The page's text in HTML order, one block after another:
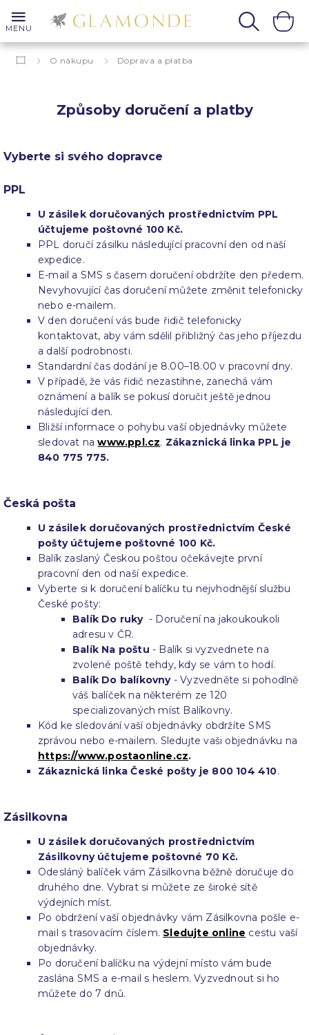
MENU
O nákupu Doprava a platba
Způsoby doručení a platby
Vyberte si svého dopravce
PPL
U zásilek doručovaných prostřednictvím PPL
účtujeme poštovné 100 Kč.
PPL doručí zásilku následující pracovní den od naší
expedice.
E-mail a SMS s časem doručení obdržíte den předem.
Nevyhovující čas doručení můžete změnit telefonicky
nebo e-mailem.
V den doručení vás bude řidič telefonicky
kontaktovat, aby vám sdělil přibližný čas jeho příjezdu
a další podrobnosti.
Standardní čas dodání je 8.00–18.00 v pracovní dny.
V případě, že vás řidič nezastihne, zanechá vám
oznámení a balík se pokusí doručit ještě jednou
následující den.
Bližší informace o pohybu vaší objednávky můžete
sledovat nawww.ppl.cz. Zákaznická linka PPL je
840 775 775.
Česká pošta
U zásilek doručovaných prostřednictvím České
pošty účtujeme poštovné 100 Kč.
Balík zaslaný Českou poštou očekávejte první
pracovní den od naší expedice.
Vyberte si k doručení balíčku tu nejvhodnější službu
České pošty:
Balík Do ruky- Doručení na jakoukoukoli
adresu v ČR.
Balík Na poštu - Balík si vyzvednete na
zvolené poště tehdy, kdy se vám to hodí.
Balík Do balíkovny- Vyzvedněte si pohodlně
váš balíček na některém ze 120
specializovaných míst Balíkovny.
Kód ke sledování vaší objednávky obdržíte SMS
zprávou nebo e-mailem. Sledujte vaši objednávku na
https://www.postaonline.cz.
Zákaznická linka České pošty je 800 104 410.
Zásilkovna
U zásilek doručovaných prostřednictvím
Zásilkovny účtujeme poštovné 70 Kč.
Odesláný balíček vám Zásilkovna běžně doručuje do
druhého dne. Vybrat si můžete ze široké sítě
výdejních míst.
Po obdržení vaší objednávky vám Zásilkovna pošle e-
mail s trasovacím číslem. Sledujte online cestu vaší
objednávky.
Po doručení balíčku na výdejní místo vám bude
zaslána SMS a e-mail s heslem. Vyzvednout si ho
můžete do 7 dnů.